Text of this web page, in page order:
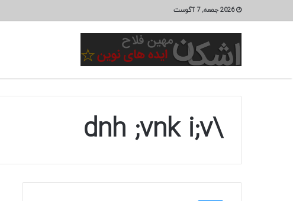
2026 جمعه, 7 آگوست
\dnh ;vnk i;v